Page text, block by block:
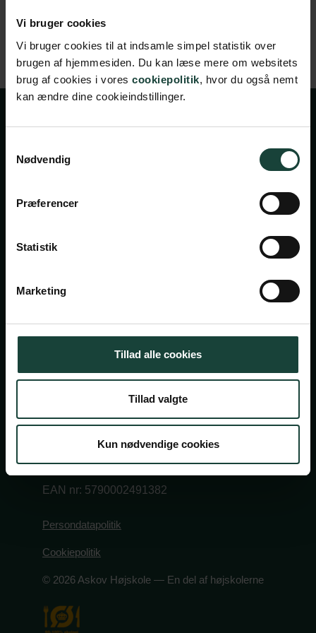
Vi bruger cookies
Vi bruger cookies til at indsamle simpel statistik over
brugen af hjemmesiden. Du kan læse mere om websitets
brug af cookies i vores cookiepolitik, hvor du også nemt
kan ændre dine cookieindstillinger.
Nødvendig
Præferencer
Statistik
Marketing
Tillad alle cookies
Tillad valgte
Kun nødvendige cookies
kompatibel GPU.
Lagerplads: 80 GB ledig plads på harddisken.
Privatlivsbetingelser
Facebook
Instagram
info@askov-hojskole.dk
CVR: 38117416
EAN nr: 5790002491382
Persondatapolitik
Cookiepolitik
© 2026 Askov Højskole — En del af højskolerne